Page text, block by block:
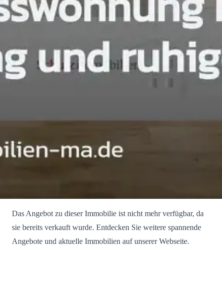
Das Angebot zu dieser Immobilie ist nicht mehr verfügbar, da
sie bereits verkauft wurde. Entdecken Sie weitere spannende
Angebote und aktuelle Immobilien auf unserer Webseite.